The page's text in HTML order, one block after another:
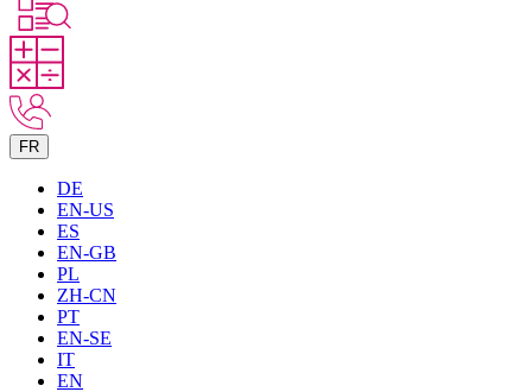
FR
DE
EN-US
ES
EN-GB
PL
ZH-CN
PT
EN-SE
IT
EN